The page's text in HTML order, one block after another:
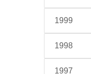
1999
1998
1997